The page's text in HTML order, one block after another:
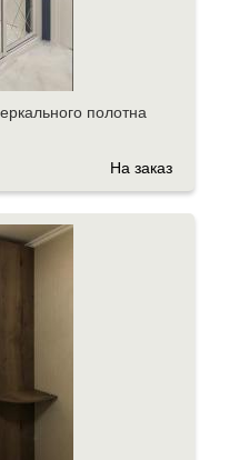
полотна
На заказ